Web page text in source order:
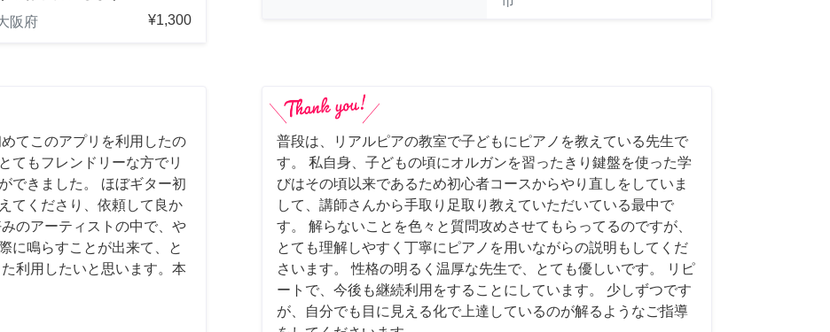
阪府
¥1,300
てこのアプリを利用したの
てもフレンドリーな方でリ
できました。 ほぼギター初
てくださり、依頼して良か
のアーティストの中で、や
に鳴らすことが出来て、と
利用したいと思います。本
普段は、リアルピアの教室で子どもにピアノを教えている先生で
す。 私自身、子どもの頃にオルガンを習ったきり鍵盤を使った学
びはその頃以来であるため初心者コースからやり直しをしていま
して、講師さんから手取り足取り教えていただいている最中で
す。 解らないことを色々と質問攻めさせてもらってるのですが、
とても理解しやすく丁寧にピアノを用いながらの説明もしてくだ
さいます。 性格の明るく温厚な先生で、とても優しいです。 リピ
ートで、今後も継続利用をすることにしています。 少しずつです
が、自分でも目に見える化で上達しているのが解るようなご指導